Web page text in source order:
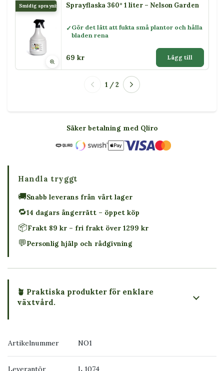
Smidig sprayning Sprayflaska 360° 1 liter – Nelson Garden
Gör det lätt att fukta små plantor och hålla
bladen rena
69 kr Lägg till
1 / 2
Säker betalning med Qliro
Handla tryggt
🚚Snabb leverans från vårt lager
🔁14 dagars ångerrätt – öppet köp
📦Frakt 89 kr – fri frakt över 1299 kr
💬Personlig hjälp och rådgivning
🪴 Praktiska produkter för enklare
växtvård.
Artikelnummer NO1
Leverantör L 1074